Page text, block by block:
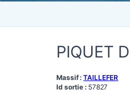
PIQUET
Massif :TAILLEFER
Id sortie : 57827